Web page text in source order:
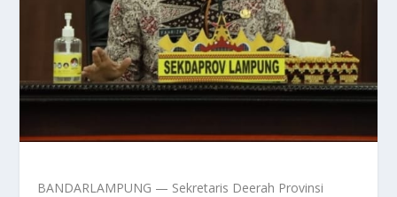
BANDARLAMPUNG — Sekretaris Deerah Provinsi